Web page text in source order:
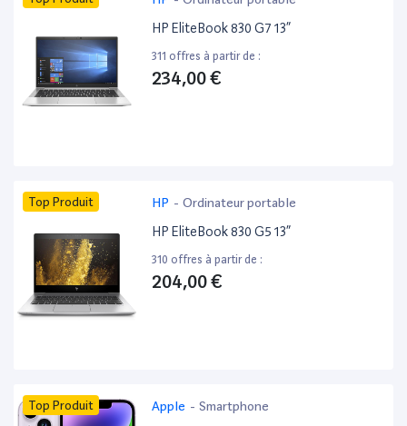
HP EliteBook 830 G7 13”
311 offres à partir de :
234,00 €
Top Produit HP - Ordinateur portable
HP EliteBook 830 G5 13”
310 offres à partir de :
204,00 €
Top Produit Apple - Smartphone